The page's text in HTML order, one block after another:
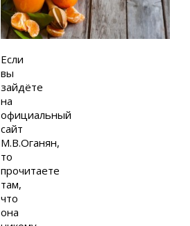
Если
вы
зайдёте
на
официальный
сайт
М.В.Оганян,
то
прочитаете
там,
что
она